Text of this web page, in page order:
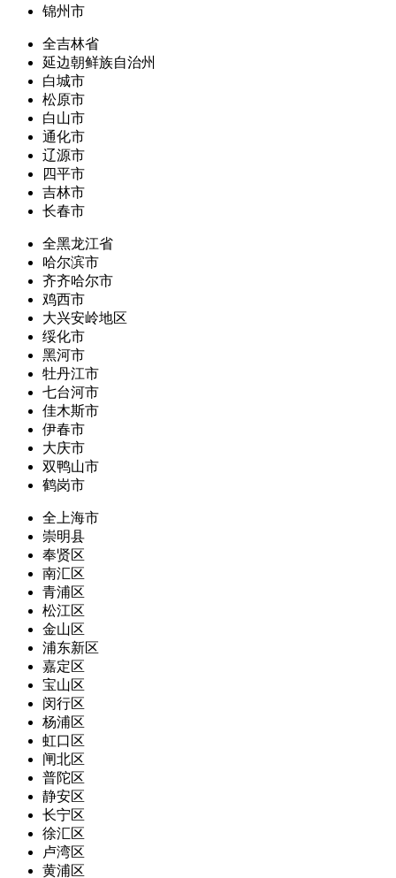
锦州市
全吉林省
延边朝鲜族自治州
白城市
松原市
白山市
通化市
辽源市
四平市
吉林市
长春市
全黑龙江省
哈尔滨市
齐齐哈尔市
鸡西市
大兴安岭地区
绥化市
黑河市
牡丹江市
七台河市
佳木斯市
伊春市
大庆市
双鸭山市
鹤岗市
全上海市
崇明县
奉贤区
南汇区
青浦区
松江区
金山区
浦东新区
嘉定区
宝山区
闵行区
杨浦区
虹口区
闸北区
普陀区
静安区
长宁区
徐汇区
卢湾区
黄浦区